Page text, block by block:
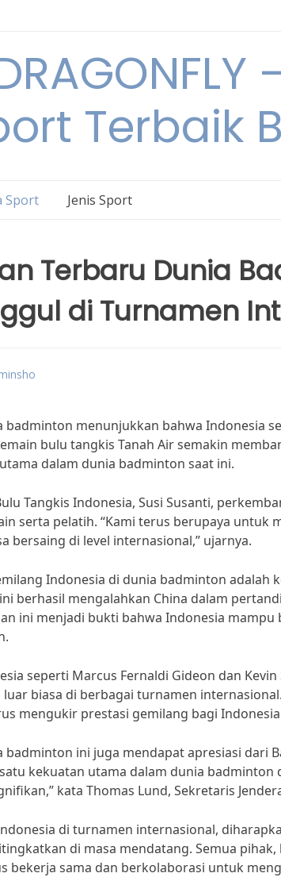
Terbaik
Sport Jenis Sport
Terbaru Dunia
di Turnamen
menunjukkan bahwa Indonesia
bulu tangkis Tanah Air semakin
dalam dunia badminton saat ini.
Tangkis Indonesia, Susi Susanti,
serta pelatih. “Kami terus berupaya untuk
bersaing di level internasional,” ujarnya.
Indonesia di dunia badminton adalah
berhasil mengalahkan China dalam
ini menjadi bukti bahwa Indonesia
seperti Marcus Fernaldi Gideon dan
biasa di berbagai turnamen
mengukir prestasi gemilang bagi
ini juga mendapat apresiasi dari
kekuatan utama dalam dunia
kata Thomas Lund, Sekretaris
di turnamen internasional,
di masa mendatang. Semua
bekerja sama dan berkolaborasi untuk